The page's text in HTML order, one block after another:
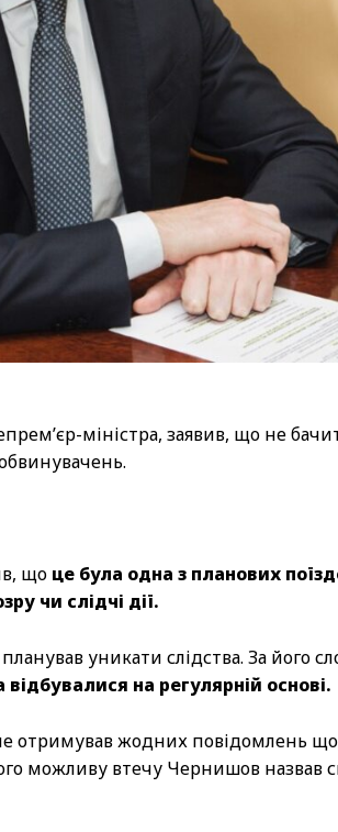
міністра, заявив, що не
що це була одна з планових
чи слідчі дії.
уникати слідства. За його
на регулярній основі.
отримував жодних повідомлень
можливу втечу Чернишов назвав